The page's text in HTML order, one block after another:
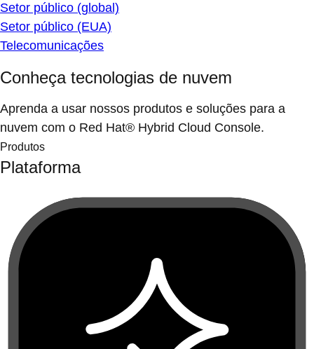
Setor público (global)
Setor público (EUA)
Telecomunicações
Conheça tecnologias de nuvem
Aprenda a usar nossos produtos e soluções para a
nuvem com o Red Hat® Hybrid Cloud Console.
Produtos
Plataforma